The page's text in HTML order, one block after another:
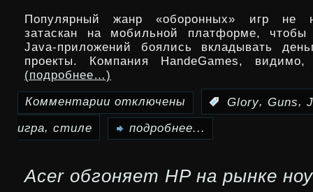
поддержке
«МегаФона»в
Ярославле
и
Гагарине
Популярный жанр «оборонных» игр не
затаскан на мобильной платформе, чтобы
Java-приложений боялись вкладывать
проекты. Компания HandeGames,
(подробнее…)
Комментарии
записи
игра
отключены Glory, Guns,
игра, стиле подробнее...
Acer обгоняет HP на рынке